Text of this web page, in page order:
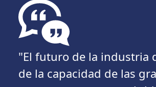
"El futuro de la industria
de la capacidad de las